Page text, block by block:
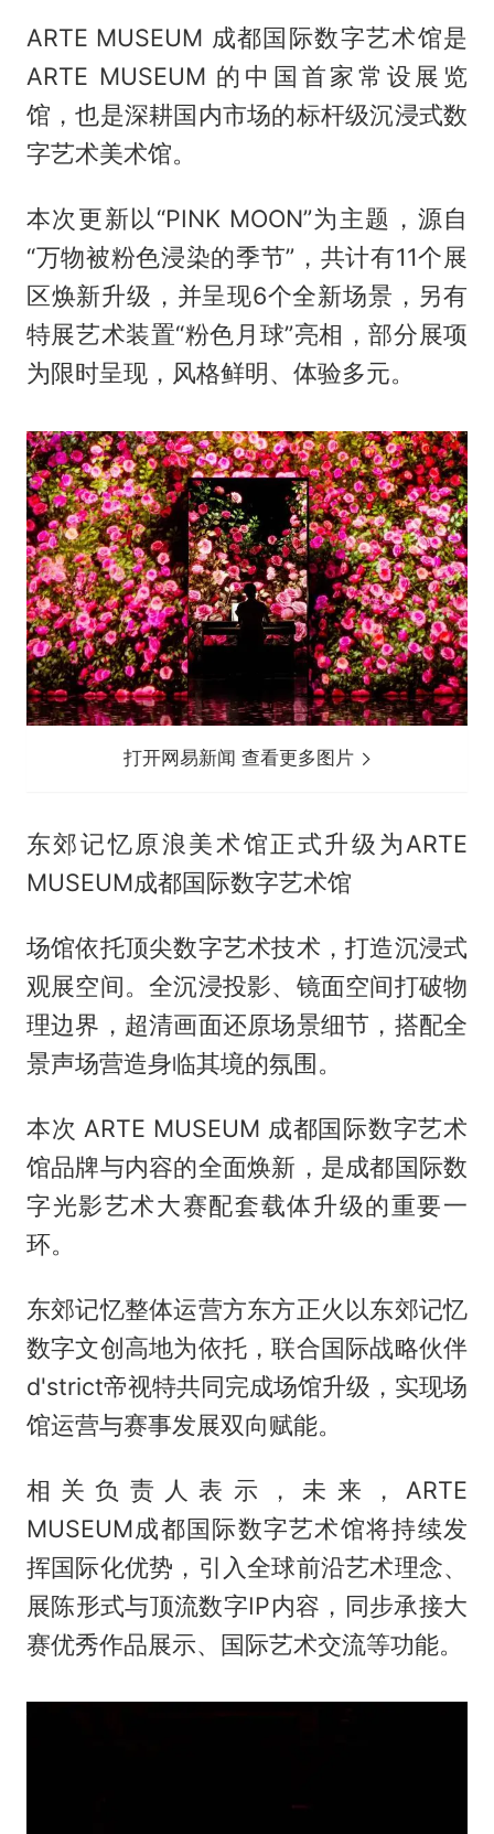
ARTE MUSEUM 成都国际数字艺术馆是
ARTE MUSEUM 的中国首家常设展览
馆，也是深耕国内市场的标杆级沉浸式数
字艺术美术馆。
本次更新以“PINK MOON”为主题，源自
“万物被粉色浸染的季节”，共计有11个展
区焕新升级，并呈现6个全新场景，另有
特展艺术装置“粉色月球”亮相，部分展项
为限时呈现，风格鲜明、体验多元。
打开网易新闻 查看更多图片
东郊记忆原浪美术馆正式升级为ARTE
MUSEUM成都国际数字艺术馆
场馆依托顶尖数字艺术技术，打造沉浸式
观展空间。全沉浸投影、镜面空间打破物
理边界，超清画面还原场景细节，搭配全
景声场营造身临其境的氛围。
本次 ARTE MUSEUM 成都国际数字艺术
馆品牌与内容的全面焕新，是成都国际数
字光影艺术大赛配套载体升级的重要一
环。
东郊记忆整体运营方东方正火以东郊记忆
数字文创高地为依托，联合国际战略伙伴
d'strict帝视特共同完成场馆升级，实现场
馆运营与赛事发展双向赋能。
相关负责人表示，未来，ARTE
MUSEUM成都国际数字艺术馆将持续发
挥国际化优势，引入全球前沿艺术理念、
展陈形式与顶流数字IP内容，同步承接大
赛优秀作品展示、国际艺术交流等功能。